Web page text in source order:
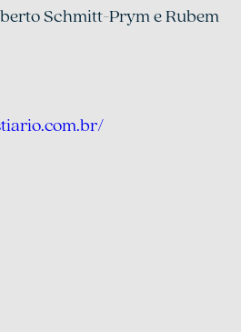
Schmitt-Prym e Rubem